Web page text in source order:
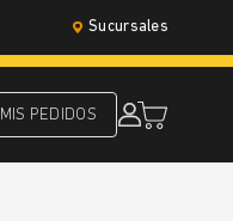
Sucursales
MIS PEDIDOS